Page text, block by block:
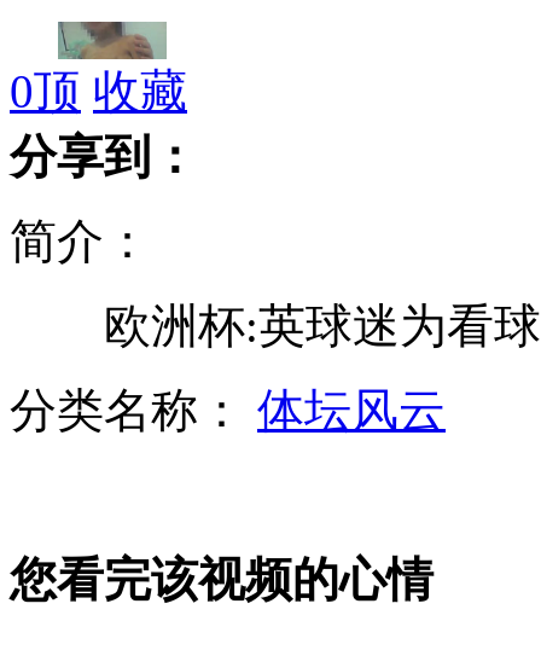
3岁女孩遭外婆虐待 惨变皮包骨
长兴夏家庙土堆发现墓葬86座
0顶 收藏
分享到：
简介：
欧洲杯:英球迷为看球
分类名称： 体坛风云
您看完该视频的心情